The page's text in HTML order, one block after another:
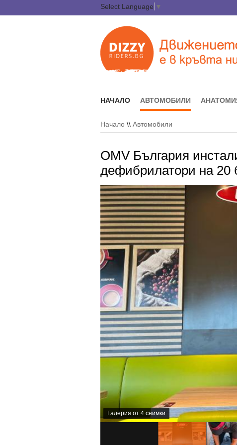
Select Language ▼
НАЧАЛО АВТОМОБИЛИ
Начало \\ Автомобили
OMV България
дефибрилатори на 20
Галерия от 4 снимки